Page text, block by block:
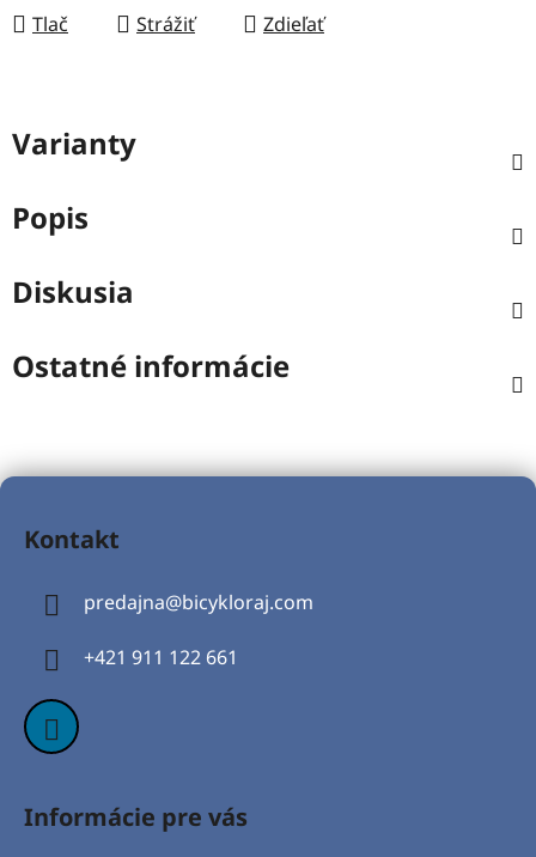
Tlač Strážiť Zdieľať
Varianty
Popis
Diskusia
Ostatné informácie
Z
Kontakt
predajna@bicykloraj.com
+421 911 122 661
Informácie pre vás